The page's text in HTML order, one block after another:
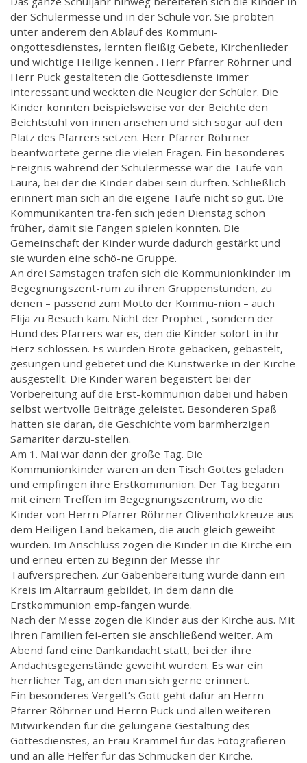
der Schülermesse und in der Schule vor. Sie probten
unter anderem den Ablauf des Kommuni-
ongottesdienstes, lernten fleißig Gebete, Kirchenlieder
und wichtige Heilige kennen . Herr Pfarrer Röhrner und
Herr Puck gestalteten die Gottesdienste immer
interessant und weckten die Neugier der Schüler. Die
Kinder konnten beispielsweise vor der Beichte den
Beichtstuhl von innen ansehen und sich sogar auf den
Platz des Pfarrers setzen. Herr Pfarrer Röhrner
beantwortete gerne die vielen Fragen. Ein besonderes
Ereignis während der Schülermesse war die Taufe von
Laura, bei der die Kinder dabei sein durften. Schließlich
erinnert man sich an die eigene Taufe nicht so gut. Die
Kommunikanten tra-fen sich jeden Dienstag schon
früher, damit sie Fangen spielen konnten. Die
Gemeinschaft der Kinder wurde dadurch gestärkt und
sie wurden eine schö-ne Gruppe.
An drei Samstagen trafen sich die Kommunionkinder im
Begegnungszent-rum zu ihren Gruppenstunden, zu
denen – passend zum Motto der Kommu-nion – auch
Elija zu Besuch kam. Nicht der Prophet , sondern der
Hund des Pfarrers war es, den die Kinder sofort in ihr
Herz schlossen. Es wurden Brote gebacken, gebastelt,
gesungen und gebetet und die Kunstwerke in der Kirche
ausgestellt. Die Kinder waren begeistert bei der
Vorbereitung auf die Erst-kommunion dabei und haben
selbst wertvolle Beiträge geleistet. Besonderen Spaß
hatten sie daran, die Geschichte vom barmherzigen
Samariter darzu-stellen.
Am 1. Mai war dann der große Tag. Die
Kommunionkinder waren an den Tisch Gottes geladen
und empfingen ihre Erstkommunion. Der Tag begann
mit einem Treffen im Begegnungszentrum, wo die
Kinder von Herrn Pfarrer Röhrner Olivenholzkreuze aus
dem Heiligen Land bekamen, die auch gleich geweiht
wurden. Im Anschluss zogen die Kinder in die Kirche ein
und erneu-erten zu Beginn der Messe ihr
Taufversprechen. Zur Gabenbereitung wurde dann ein
Kreis im Altarraum gebildet, in dem dann die
Erstkommunion emp-fangen wurde.
Nach der Messe zogen die Kinder aus der Kirche aus. Mit
ihren Familien fei-erten sie anschließend weiter. Am
Abend fand eine Dankandacht statt, bei der ihre
Andachtsgegenstände geweiht wurden. Es war ein
herrlicher Tag, an den man sich gerne erinnert.
Ein besonderes Vergelt’s Gott geht dafür an Herrn
Pfarrer Röhrner und Herrn Puck und allen weiteren
Mitwirkenden für die gelungene Gestaltung des
Gottesdienstes, an Frau Krammel für das Fotografieren
und an alle Helfer für das Schmücken der Kirche.